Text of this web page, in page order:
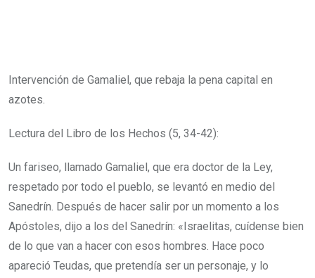
Intervención de Gamaliel, que rebaja la pena capital en
azotes.
Lectura del Libro de los Hechos (5, 34-42):
Un fariseo, llamado Gamaliel, que era doctor de la Ley,
respetado por todo el pueblo, se levantó en medio del
Sanedrín. Después de hacer salir por un momento a los
Apóstoles, dijo a los del Sanedrín: «Israelitas, cuídense bien
de lo que van a hacer con esos hombres. Hace poco
apareció Teudas, que pretendía ser un personaje, y lo